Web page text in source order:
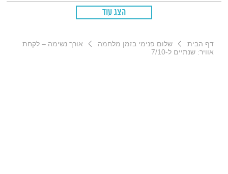
הצג עוד
דף הבית שלום פנימי בזמן מלחמה
אורך נשימה – לקחת
אוויר: שנתיים ל-7/10